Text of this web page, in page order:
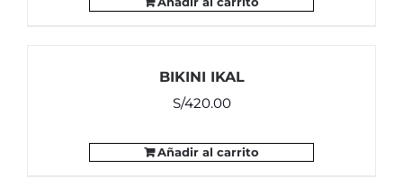
BIKINI IKAL
S/420.00
Añadir al carrito